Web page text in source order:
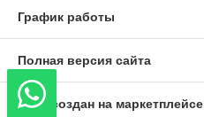
График работы
Полная версия сайта
Сайт создан на маркетплейсе